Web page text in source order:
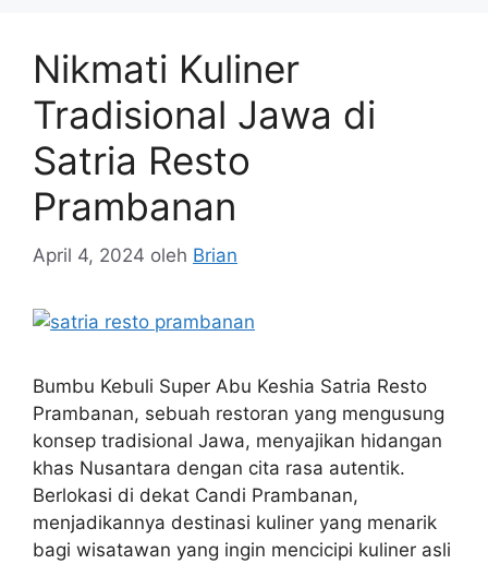
Nikmati Kuliner
Tradisional Jawa di
Satria Resto
Prambanan
April 4, 2024 oleh Brian
Bumbu Kebuli Super Abu Keshia Satria Resto
Prambanan, sebuah restoran yang mengusung
konsep tradisional Jawa, menyajikan hidangan
khas Nusantara dengan cita rasa autentik.
Berlokasi di dekat Candi Prambanan,
menjadikannya destinasi kuliner yang menarik
bagi wisatawan yang ingin mencicipi kuliner asli